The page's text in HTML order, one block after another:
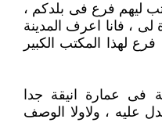
ليهم فرع فى بلدكم ،
، فانا اعرف المدينة
لهذا المكتب الكبير
فى عمارة انيقة جدا
عليه ، ولاولا الوصف